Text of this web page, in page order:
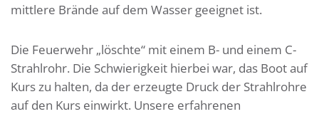
mittlere Brände auf dem Wasser geeignet ist.
Die Feuerwehr „löschte“ mit einem B- und einem C-
Strahlrohr. Die Schwierigkeit hierbei war, das Boot auf
Kurs zu halten, da der erzeugte Druck der Strahlrohre
auf den Kurs einwirkt. Unsere erfahrenen